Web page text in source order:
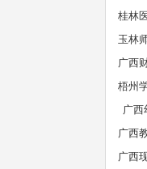
桂林
玉林
广西
梧州
广
广西
广西